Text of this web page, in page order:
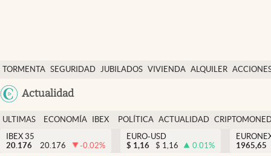
TORMENTA SEGURIDAD JUBILADOS VIVIENDA ALQUILER
USA
Actualidad
Economía y finanzas
Política
Actualidad
Criptomonedas
ULTIMAS
NOTICIAS
ECONOMÍA
FINANZAS
IBEX
EURO
POLÍTICA ACTUALIDAD
IBEX 35
20.176
20.176 -0.02%
EURO-USD
$ 1,16 $ 1,16 0.01%
1965,65